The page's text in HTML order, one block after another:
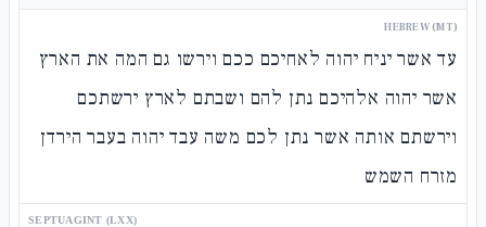
HEBREW (MT)
עד אשר יניח יהוה לאחיכם ככם וירשו גם המה את הארץ
אשר יהוה אלהיכם נתן להם ושבתם לארץ ירשתכם
וירשתם אותה אשר נתן לכם משה עבד יהוה בעבר הירדן
מזרח השמש
SEPTUAGINT (LXX)